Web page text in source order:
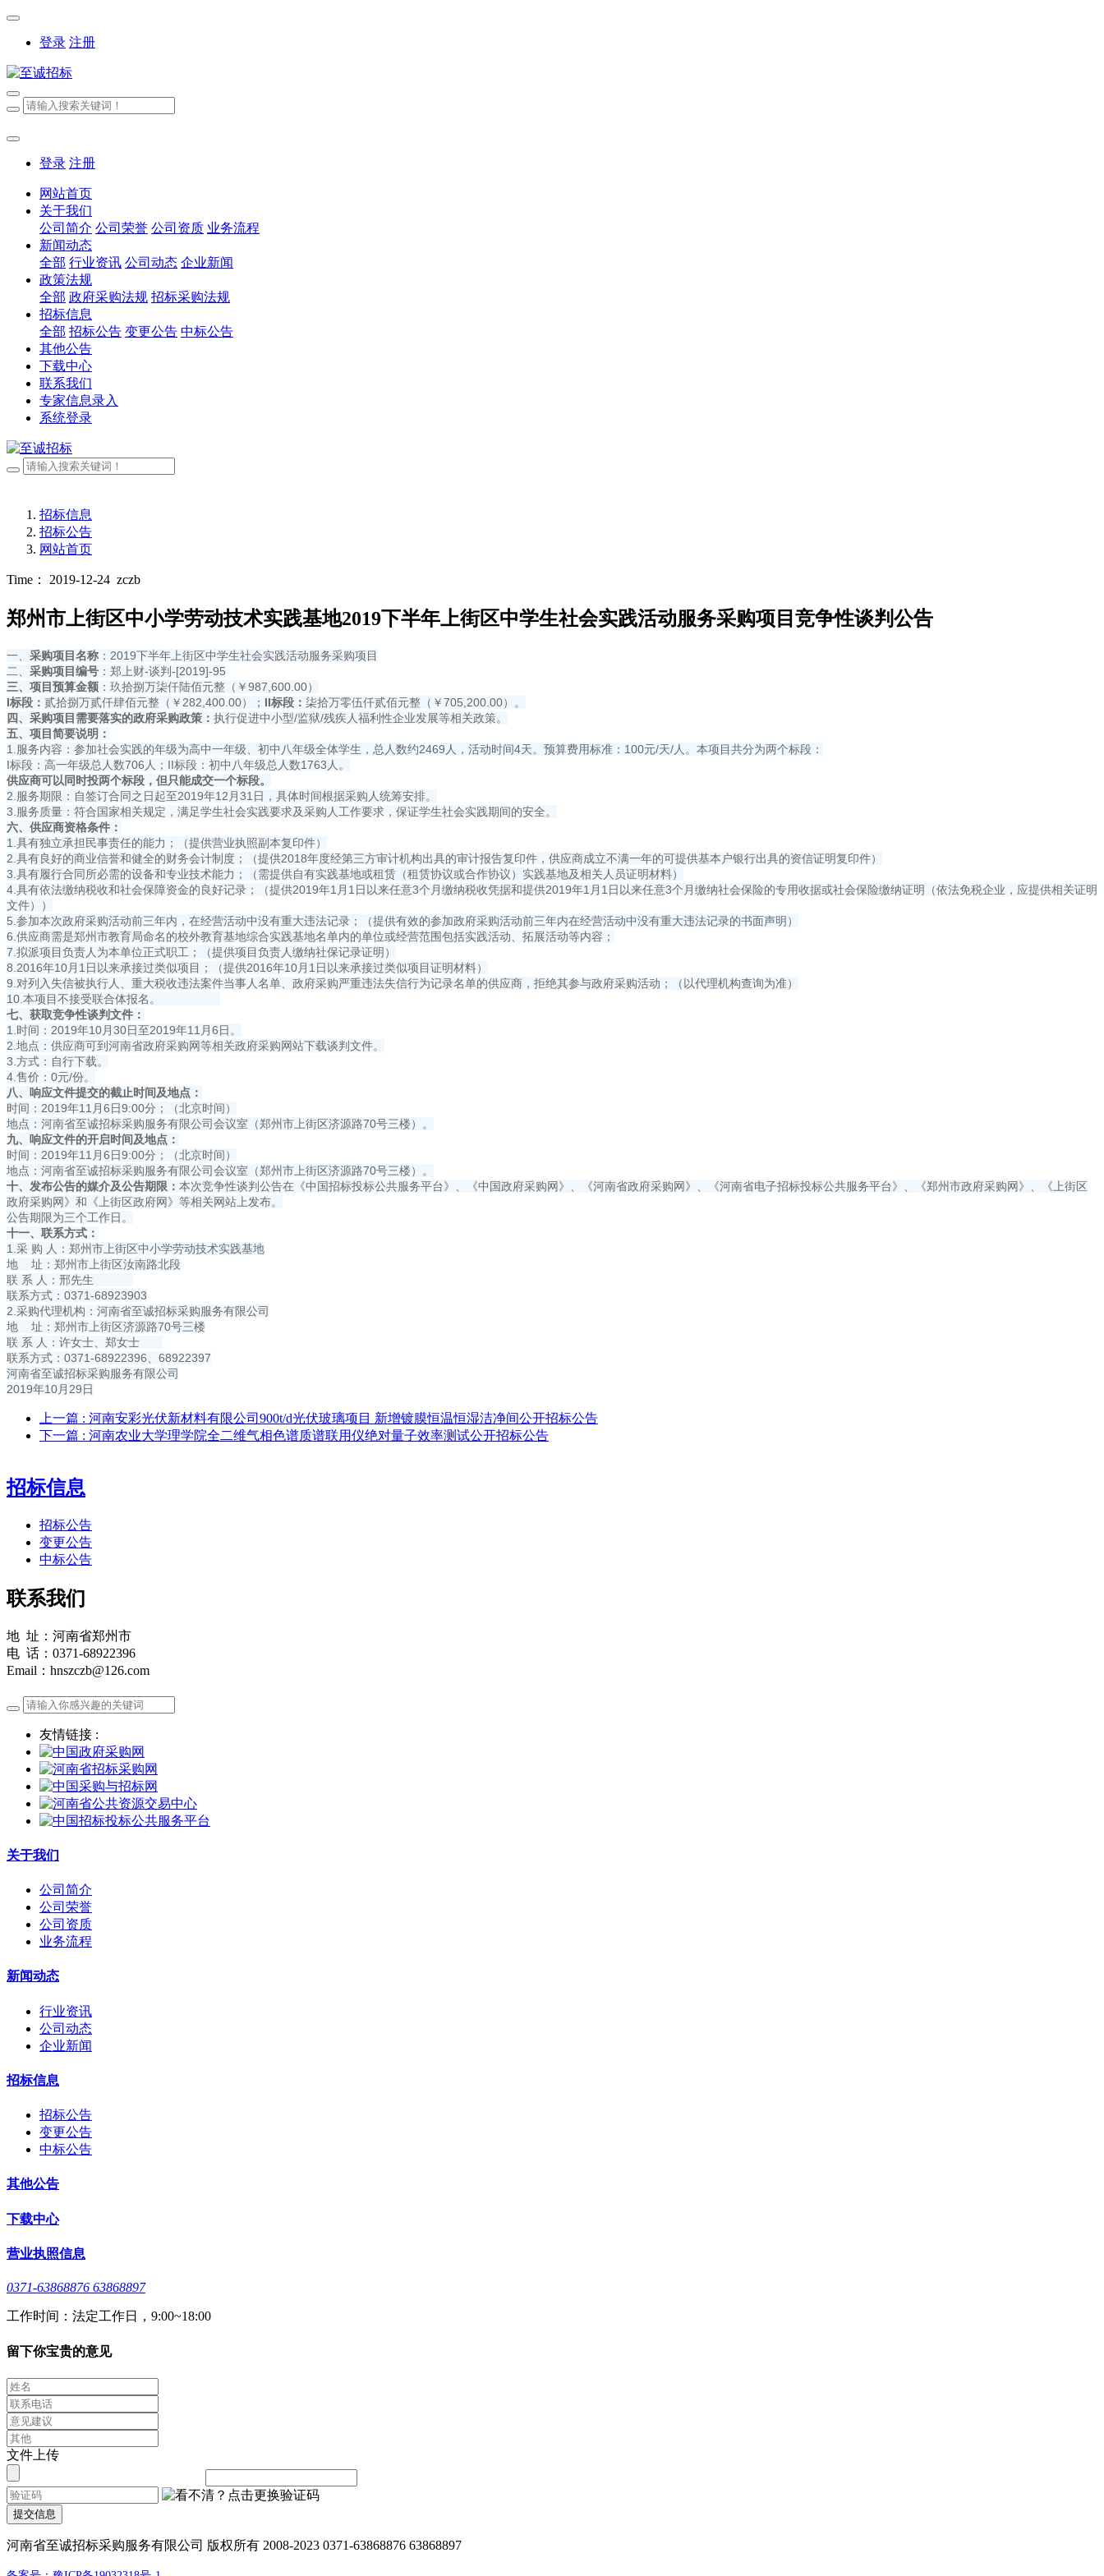
登录 注册
登录 注册
网站首页
关于我们
公司简介 公司荣誉 公司资质 业务流程
新闻动态
全部 行业资讯 公司动态 企业新闻
政策法规
全部 政府采购法规 招标采购法规
招标信息
全部 招标公告 变更公告 中标公告
其他公告
下载中心
联系我们
专家信息录入
系统登录
招标信息
招标公告
网站首页
Time： 2019-12-24 zczb
郑州市上街区中小学劳动技术实践基地2019下半年上街区中学生社会实践活动服务采购项目竞争性谈判公告
一、 采购项目名称 ：2019下半年上街区中学生社会实践活动服务采购项目
二、 采购项目编号 ：郑上财-谈判-[2019]-95
三、项目预算金额 ：玖拾捌万柒仟陆佰元整（￥987,600.00）
I标段： 贰拾捌万贰仟肆佰元整（￥282,400.00）； II标段： 柒拾万零伍仟贰佰元整（￥705,200.00）。
四、采购项目需要落实的政府采购政策： 执行促进中小型/监狱/残疾人福利性企业发展等相关政策。
五、项目简要说明：
1.服务内容：参加社会实践的年级为高中一年级、初中八年级全体学生，总人数约2469人，活动时间4天。预算费用标准：100元/天/人。本项目共分为两个标段：
I标段：高一年级总人数706人；II标段：初中八年级总人数1763人。
供应商可以同时投两个标段，但只能成交一个标段。
2.服务期限：自签订合同之日起至2019年12月31日，具体时间根据采购人统筹安排。
3.服务质量：符合国家相关规定，满足学生社会实践要求及采购人工作要求，保证学生社会实践期间的安全。
六、供应商资格条件：
1.具有独立承担民事责任的能力；（提供营业执照副本复印件）
2.具有良好的商业信誉和健全的财务会计制度；（提供2018年度经第三方审计机构出具的审计报告复印件，供应商成立不满一年的可提供基本户银行出具的资信证明复印件）
3.具有履行合同所必需的设备和专业技术能力；（需提供自有实践基地或租赁（租赁协议或合作协议）实践基地及相关人员证明材料）
4.具有依法缴纳税收和社会保障资金的良好记录；（提供2019年1月1日以来任意3个月缴纳税收凭据和提供2019年1月1日以来任意3个月缴纳社会保险的专用收据或社会保险缴纳证明（依法免税企业，应提供相关证明
文件））
5.参加本次政府采购活动前三年内，在经营活动中没有重大违法记录；（提供有效的参加政府采购活动前三年内在经营活动中没有重大违法记录的书面声明）
6.供应商需是郑州市教育局命名的校外教育基地综合实践基地名单内的单位或经营范围包括实践活动、拓展活动等内容；
7.拟派项目负责人为本单位正式职工；（提供项目负责人缴纳社保记录证明）
8.2016年10月1日以来承接过类似项目；（提供2016年10月1日以来承接过类似项目证明材料）
9.对列入失信被执行人、重大税收违法案件当事人名单、政府采购严重违法失信行为记录名单的供应商，拒绝其参与政府采购活动；（以代理机构查询为准）
10.本项目不接受联合体报名。
七、 获取竞争性谈判文件：
1.时间：2019年10月30日至2019年11月6日。
2.地点：供应商可到河南省政府采购网等相关政府采购网站下载谈判文件。
3.方式：自行下载。
4.售价：0元/份。
八、响应文件提交的截止时间及地点：
时间：2019年11月6日9:00分；（北京时间）
地点：河南省至诚招标采购服务有限公司会议室（郑州市上街区济源路70号三楼）。
九、响应文件的开启时间及地点：
时间：2019年11月6日9:00分；（北京时间）
地点：河南省至诚招标采购服务有限公司会议室（郑州市上街区济源路70号三楼）。
十、发布公告的媒介及公告期限： 本次竞争性谈判公告在《中国招标投标公共服务平台》、《中国政府采购网》、《河南省政府采购网》、《河南省电子招标投标公共服务平台》、《郑州市政府采购网》、《上街区
政府采购网》和《上街区政府网》等相关网站上发布。
公告期限为三个工作日。
十一、联系方式：
1.采 购 人：郑州市上街区中小学劳动技术实践基地
地 址：郑州市上街区汝南路北段
联 系 人：邢先生
联系方式：0371-68923903
2.采购代理机构：河南省至诚招标采购服务有限公司
地 址：郑州市上街区济源路70号三楼
联 系 人：许女士、郑女士
联系方式：0371-68922396、68922397
河南省至诚招标采购服务有限公司
2019年10月29日
上一篇 : 河南安彩光伏新材料有限公司900t/d光伏玻璃项目 新增镀膜恒温恒湿洁净间公开招标公告
下一篇 : 河南农业大学理学院全二维气相色谱质谱联用仪绝对量子效率测试公开招标公告
招标信息
招标公告
变更公告
中标公告
联系我们
地 址：河南省郑州市
电 话：0371-68922396
Email：hnszczb@126.com
友情链接 :
关于我们
公司简介
公司荣誉
公司资质
业务流程
新闻动态
行业资讯
公司动态
企业新闻
招标信息
招标公告
变更公告
中标公告
其他公告
下载中心
营业执照信息
0371-63868876 63868897
工作时间：法定工作日，9:00~18:00
留下你宝贵的意见
文件上传
提交信息
河南省至诚招标采购服务有限公司 版权所有 2008-2023 0371-63868876 63868897